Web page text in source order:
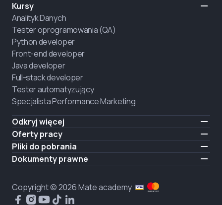
Kursy
Analityk Danych
Tester oprogramowania (QA)
Python developer
Front-end developer
Java developer
Full-stack developer
Tester automatyzujący
Specjalista Performance Marketing
Odkryj więcej
Formaty nauczania
O nas
Ogłoszenie
Oferty pracy
Zatrudnij absolwenta
Pliki do pobrania
iOS
Dokumenty prawne
Polityka prywatności
Polityka plików cookies
Copyright © 2026 Mate academy